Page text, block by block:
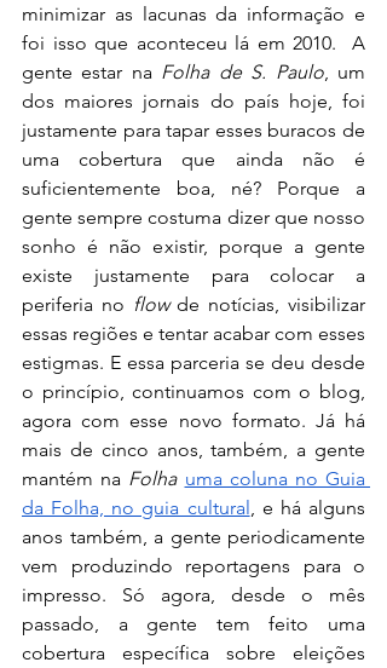
minimizar as lacunas da informação e
foi isso que aconteceu lá em 2010.  A
gente estar na Folha de S. Paulo, um
dos maiores jornais do país hoje, foi
justamente para tapar esses buracos de
uma cobertura que ainda não é
suficientemente boa, né? Porque a
gente sempre costuma dizer que nosso
sonho é não existir, porque a gente
existe justamente para colocar a
periferia no flow de notícias, visibilizar
essas regiões e tentar acabar com esses
estigmas. E essa parceria se deu desde
o princípio, continuamos com o blog,
agora com esse novo formato. Já há
mais de cinco anos, também, a gente
mantém na Folha uma coluna no Guia
da Folha, no guia cultural , e há alguns
anos também, a gente periodicamente
vem produzindo reportagens para o
impresso. Só agora, desde o mês
passado, a gente tem feito uma
cobertura específica sobre eleições